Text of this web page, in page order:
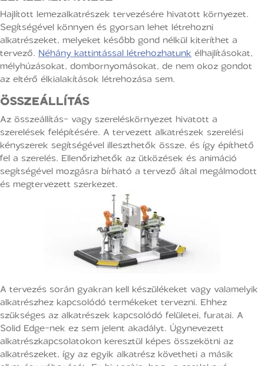
Hajlított lemezalkatrészek tervezésére hivatott környezet.
Segítségével könnyen és gyorsan lehet létrehozni
alkatrészeket, melyeket később gond nélkül kiteríthet a
tervező. Néhány kattintással létrehozhatunkélhajlításokat,
mélyhúzásokat, dombornyomásokat, de nem okoz gondot
az eltérő élkialakítások létrehozása sem.
ÖSSZEÁLLÍTÁS
Az összeállítás- vagy szereléskörnyezet hivatott a
szerelések felépítésére. A tervezett alkatrészek szerelési
kényszerek segítségével illeszthetők össze, és így építhető
fel a szerelés. Ellenőrizhetők az ütközések és animáció
segítségével mozgásra bírható a tervező által megálmodott
és megtervezett szerkezet.
A tervezés során gyakran kell készülékeket vagy valamelyik
alkatrészhez kapcsolódó termékeket tervezni. Ehhez
szükséges az alkatrészek kapcsolódó felületei, furatai. A
Solid Edge-nek ez sem jelent akadályt. Úgynevezett
alkatrészkapcsolatokon keresztül képes összekötni az
alkatrészeket, így az egyik alkatrész követheti a másik